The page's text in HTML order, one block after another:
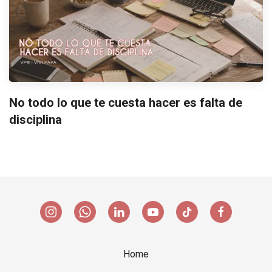
No todo lo que te cuesta hacer es falta de
disciplina
Home